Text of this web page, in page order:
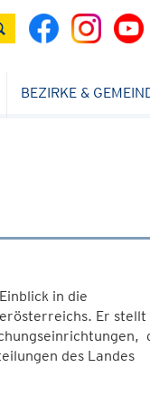
BEZIRKE &
in die
Er stellt
des Landes